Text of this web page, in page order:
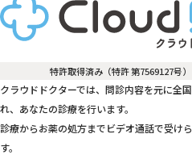
特許取得済み（特許 第7569127号）
クラウドドクターでは、問診内容を元に全
れ、あなたの診療を行います。
診療からお薬の処方までビデオ通話で受け
す。